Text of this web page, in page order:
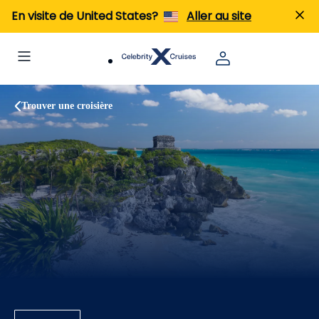
En visite de United States? Aller au site
Trouver une croisière